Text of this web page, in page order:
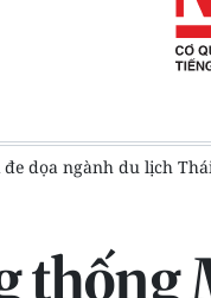
du lịch Thái Lan
thống